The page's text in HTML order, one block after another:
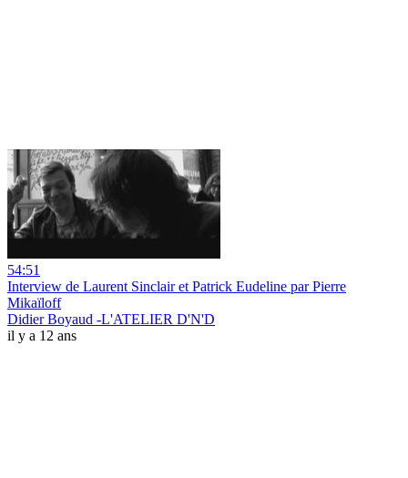
54:51
Interview de Laurent Sinclair et Patrick Eudeline par Pierre
Mikaïloff
Didier Boyaud -L'ATELIER D'N'D
il y a 12 ans